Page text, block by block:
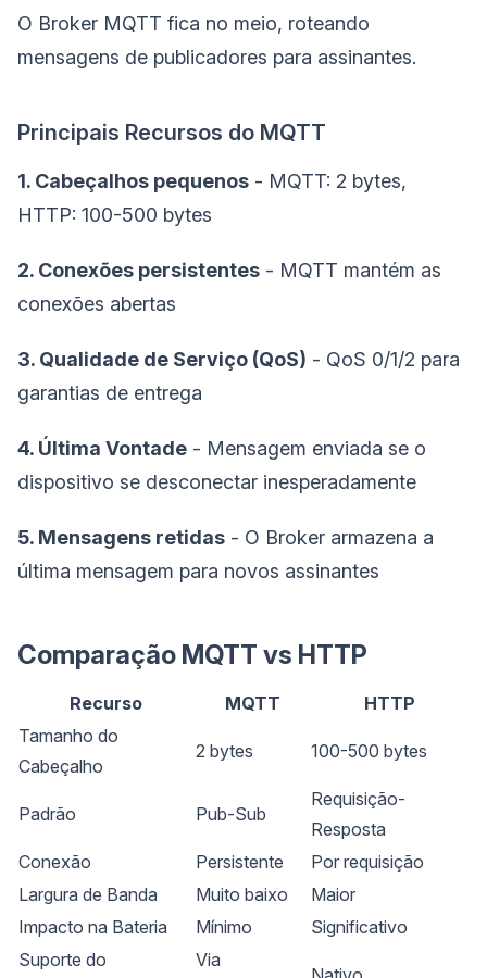
O Broker MQTT fica no meio, roteando
mensagens de publicadores para assinantes.
Principais Recursos do MQTT
1. Cabeçalhos pequenos - MQTT: 2 bytes,
HTTP: 100-500 bytes
2. Conexões persistentes - MQTT mantém as
conexões abertas
3. Qualidade de Serviço (QoS) - QoS 0/1/2 para
garantias de entrega
4. Última Vontade - Mensagem enviada se o
dispositivo se desconectar inesperadamente
5. Mensagens retidas - O Broker armazena a
última mensagem para novos assinantes
Comparação MQTT vs HTTP
Recurso MQTT
HTTP
Tamanho do
Cabeçalho
2 bytes 100-500 bytes
Padrão Pub-Sub
Requisição-
Resposta
Conexão
Persistente
Por requisição
Largura de Banda
Muito baixo
Maior
Impacto na Bateria
Mínimo
Significativo
Suporte do
Via